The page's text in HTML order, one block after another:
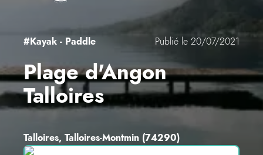
#Kayak - Paddle Publié le 20/07/2021
Plage d'Angon
Talloires
Talloires, Talloires-Montmin (74290)